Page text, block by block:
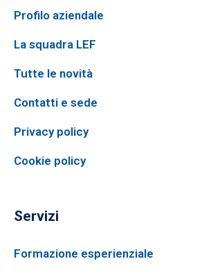
Profilo aziendale
La squadra LEF
Tutte le novità
Contatti e sede
Privacy policy
Cookie policy
Servizi
Formazione esperienziale